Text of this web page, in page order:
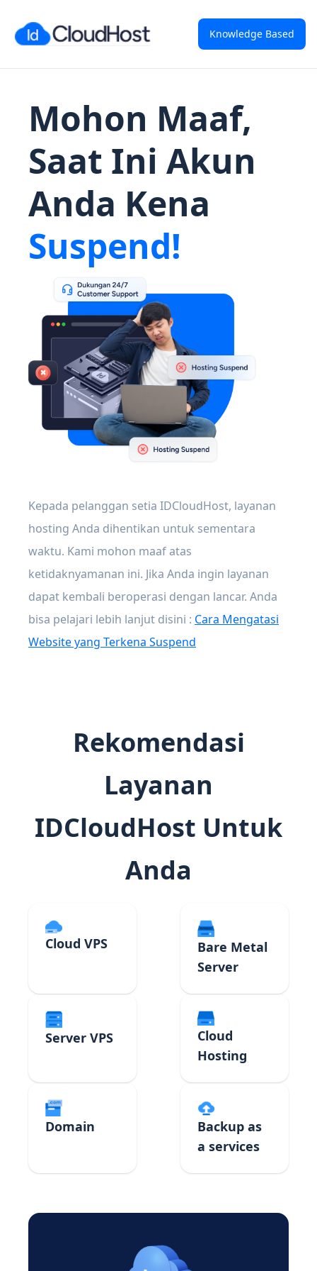
Knowledge Based
Mohon Maaf,
Saat Ini Akun
Anda Kena
Suspend!
Kepada pelanggan setia IDCloudHost, layanan
hosting Anda dihentikan untuk sementara
waktu. Kami mohon maaf atas
ketidaknyamanan ini. Jika Anda ingin layanan
dapat kembali beroperasi dengan lancar. Anda
bisa pelajari lebih lanjut disini : Cara Mengatasi
Website yang Terkena Suspend
Rekomendasi
Layanan
IDCloudHost Untuk
Anda
Cloud VPS
Bare Metal
Server
Server VPS
Cloud
Hosting
Domain
Backup as
a services